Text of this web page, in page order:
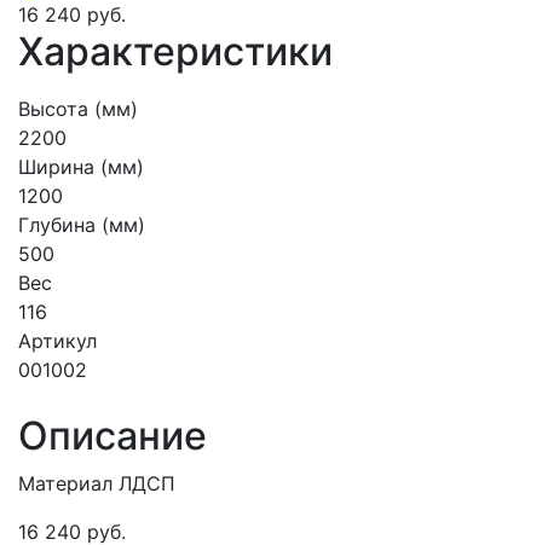
16 240 руб.
Характеристики
Высота (мм)
2200
Ширина (мм)
1200
Глубина (мм)
500
Вес
116
Артикул
001002
Описание
Материал ЛДСП
16 240 руб.